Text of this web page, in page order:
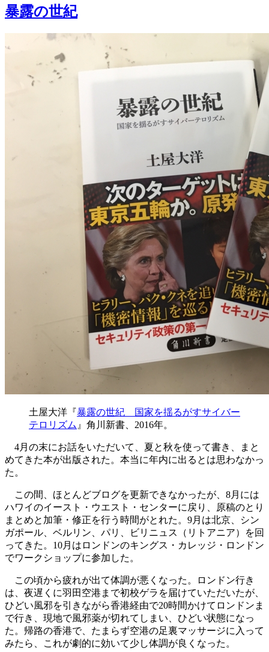
日:
暴露の世紀
土屋大洋『暴露の世紀 国家を揺るがすサイバー
テロリズム 』角川新書、2016年。
4月の末にお話をいただいて、夏と秋を使って書き、まと
めてきた本が出版された。本当に年内に出るとは思わなかっ
た。
この間、ほとんどブログを更新できなかったが、8月には
ハワイのイースト・ウエスト・センターに戻り、原稿のとり
まとめと加筆・修正を行う時間がとれた。9月は北京、シン
ガポール、ベルリン、パリ、ビリニュス（リトアニア）を回
ってきた。10月はロンドンのキングス・カレッジ・ロンドン
でワークショップに参加した。
この頃から疲れが出て体調が悪くなった。ロンドン行き
は、夜遅くに羽田空港まで初校ゲラを届けていただいたが、
ひどい風邪を引きながら香港経由で20時間かけてロンドンま
で行き、現地で風邪薬が切れてしまい、ひどい状態になっ
た。帰路の香港で、たまらず空港の足裏マッサージに入って
みたら、これが劇的に効いて少し体調が良くなった。